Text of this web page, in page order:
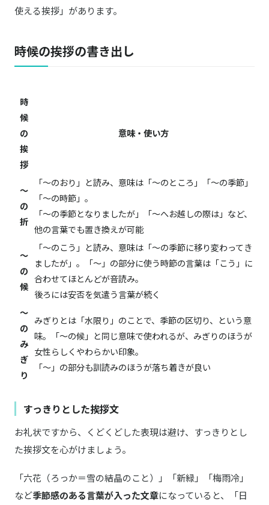
使える挨拶」があります。
時候の挨拶の書き出し
時
候
の
挨
拶
意味・使い方
～
の
折
「～のおり」と読み、意味は「～のところ」「～の季節」
「～の時節」。
「～の季節となりましたが」「～へお越しの際は」など、
他の言葉でも置き換えが可能
～
の
候
「～のこう」と読み、意味は「～の季節に移り変わってき
ましたが」。「～」の部分に使う時節の言葉は「こう」に
合わせてほとんどが音読み。
後ろには安否を気遣う言葉が続く
～
の
み
ぎ
り
みぎりとは「水限り」のことで、季節の区切り、という意
味。「～の候」と同じ意味で使われるが、みぎりのほうが
女性らしくやわらかい印象。
「～」の部分も訓読みのほうが落ち着きが良い
すっきりとした挨拶文
お礼状ですから、くどくどした表現は避け、すっきりとし
た挨拶文を心がけましょう。
「六花（ろっか＝雪の結晶のこと）」「新緑」「梅雨冷」
など季節感のある言葉が入った文章になっていると、「日